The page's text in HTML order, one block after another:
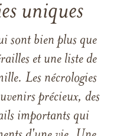
uniques
sont bien plus que
et une liste de
Les nécrologies
précieux, des
importants qui